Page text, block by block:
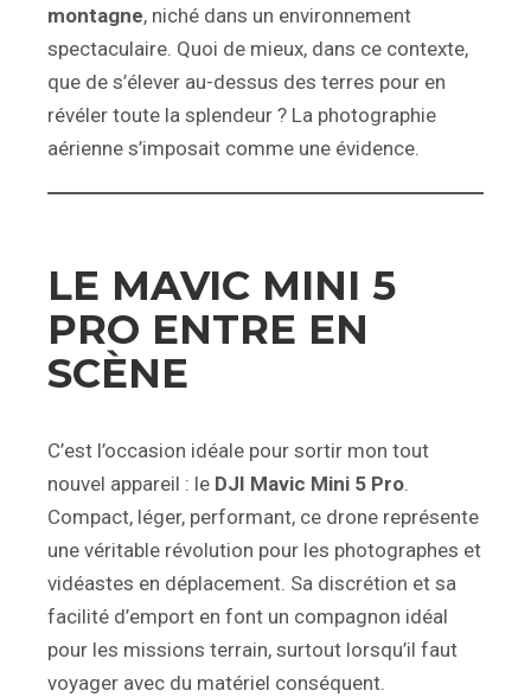
montagne, niché dans un environnement
spectaculaire. Quoi de mieux, dans ce contexte,
que de s’élever au-dessus des terres pour en
révéler toute la splendeur ? La photographie
aérienne s’imposait comme une évidence.
LE MAVIC MINI 5
PRO ENTRE EN
SCÈNE
C’est l’occasion idéale pour sortir mon tout
nouvel appareil : le DJI Mavic Mini 5 Pro.
Compact, léger, performant, ce drone représente
une véritable révolution pour les photographes et
vidéastes en déplacement. Sa discrétion et sa
facilité d’emport en font un compagnon idéal
pour les missions terrain, surtout lorsqu’il faut
voyager avec du matériel conséquent.